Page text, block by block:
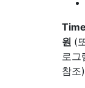
원 (
로
참조)